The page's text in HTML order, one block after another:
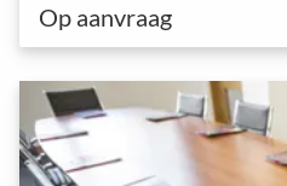
Op aanvraag